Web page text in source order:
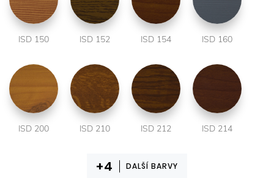
ISD 150 ISD 152 ISD 154 ISD 160
ISD 200 ISD 210 ISD 212 ISD 214
DALŠÍ BARVY